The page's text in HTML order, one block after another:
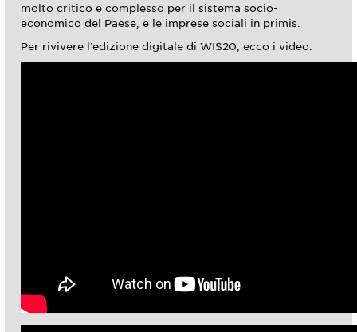
molto critico e complesso per il sistema socio-
economico del Paese, e le imprese sociali in primis.
Per rivivere l’edizione digitale di WIS20, ecco i video: